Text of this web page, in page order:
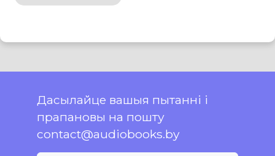
Дасылайце вашыя пытанні і
прапановы на пошту
contact@audiobooks.by